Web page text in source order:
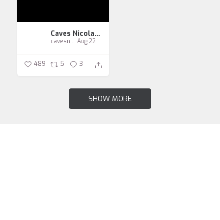
Caves Nicolas Maurice
cavesnicolasmaurice Aug 22
489 5 3
SHOW MORE